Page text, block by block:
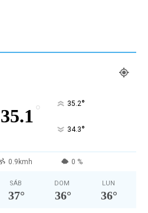
35.1 ° 35.2°
34.3°
0.9kmh 0 %
SÁB
37°
DOM
36°
LUN
36°